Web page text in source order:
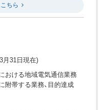
ちら
月31日現在)
おける地域電気通信業務
附帯する業務、目的達成